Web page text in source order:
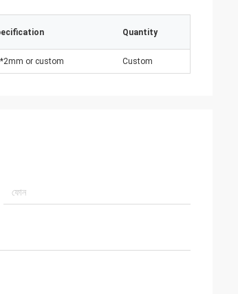
Quantity
or custom Custom